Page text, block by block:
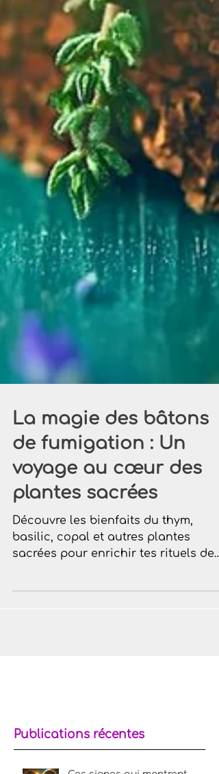
La magie des bâtons
de fumigation : Un
voyage au cœur des
plantes sacrées
Découvre les bienfaits du thym,
Publications récentes